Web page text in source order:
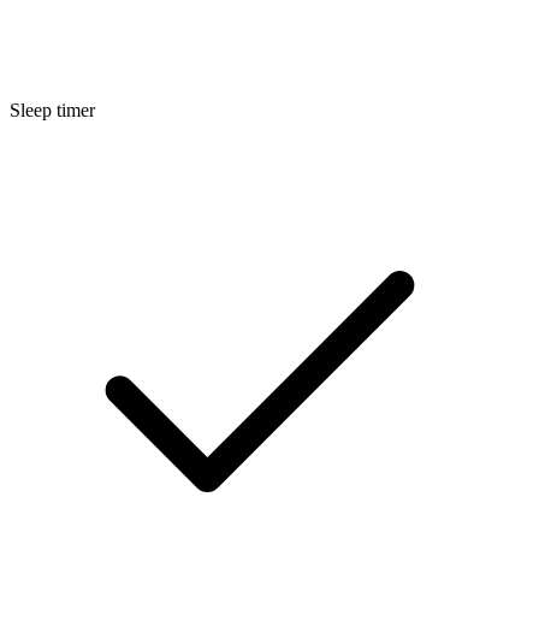
Sleep timer